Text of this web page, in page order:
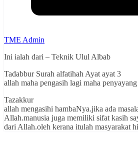
TME Admin
Ini ialah dari – Teknik Ulul Albab
Tadabbur Surah alfatihah Ayat ayat 3
allah maha pengasih lagi maha penyayang
Tazakkur
allah mengasihi hambaNya.jika ada
Allah.manusia juga memiliki sifat kasih
dari Allah.oleh kerana itulah masyarakat